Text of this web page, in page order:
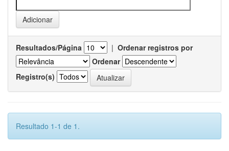
Resultados/Página | Ordenar registros por
Ordenar
Registro(s)
Resultado 1-1 de 1.